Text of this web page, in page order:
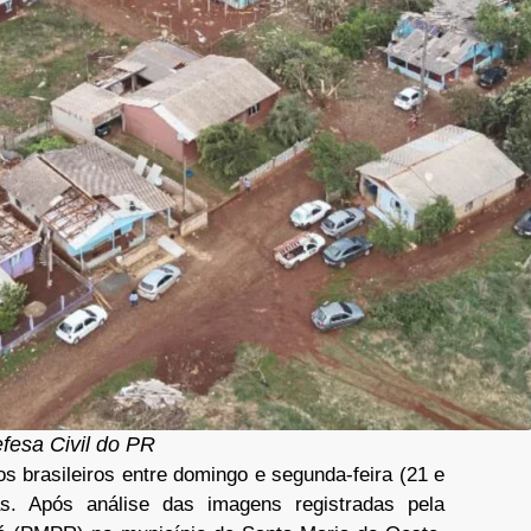
Civil do PR
brasileiros entre domingo e segunda-feira (21 e
Após análise das imagens registradas pela